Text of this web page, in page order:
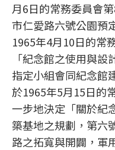
月6日的常務委員會
市仁愛路六號公園預
1965年4月10日的常
「紀念館之使用與
指定小組會同紀念館
於1965年5月15日的
一步地決定「關於紀
築基地之規劃，第六
路之拓寬與開闢，軍